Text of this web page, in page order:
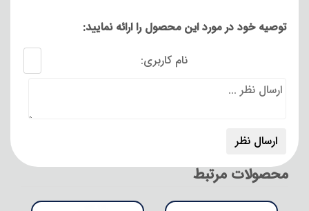
توصیه خود در مورد این محصول را ارائه نمایید:
نام کاربری:
محصولات مرتبط